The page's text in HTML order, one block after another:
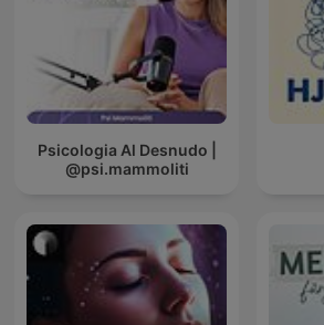
Psicologia Al Desnudo |
@psi.mammoliti